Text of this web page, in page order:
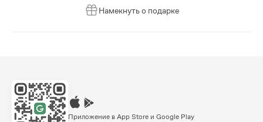
Намекнуть о подарке
Приложение в App Store и Google Play